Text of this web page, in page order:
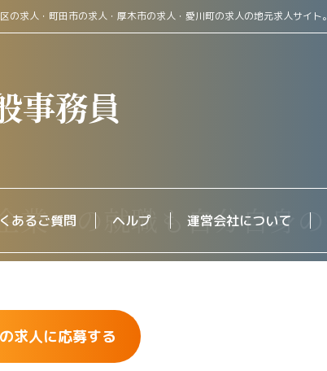
求人・町田市の求人・厚木市の求人・愛川町の求人の地元求人サイト。
事務員
あるご質問 ヘルプ 運営会社について
求人に応募する